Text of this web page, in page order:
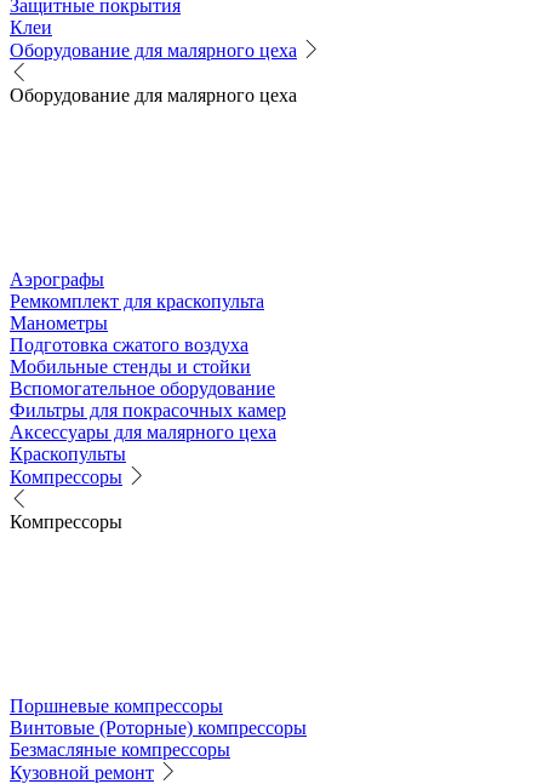
Защитные покрытия
Клеи
Оборудование для малярного цеха
Оборудование для малярного цеха
Аэрографы
Ремкомплект для краскопульта
Манометры
Подготовка сжатого воздуха
Мобильные стенды и стойки
Вспомогательное оборудование
Фильтры для покрасочных камер
Аксессуары для малярного цеха
Краскопульты
Компрессоры
Компрессоры
Поршневые компрессоры
Винтовые (Роторные) компрессоры
Безмасляные компрессоры
Кузовной ремонт